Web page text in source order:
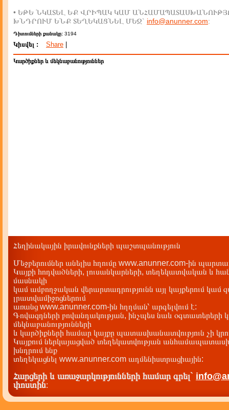
• ԵԹԵ ՆԿԱՏԵԼ ԵՔ ՎՐԻՊԱԿ ԿԱՄ
ԽՆԴՐՈՒՄ ԵՆՔ ՏԵՂԵԿԱՑՆԵԼ ՄԵԶ` info@anunner.com:
Դիտումների քանակը: 3194
Կիսվել : Share
Կարծիքներ և մեկնաբանություններ
Հեղինակային իրավունքների պաշտպանություն
Մեջբերումներ անելիս հղումը www.anunner.com-ին
Կայքի հոդվածների, լուսանկարների, տեղեկատվական և
մասնակի
կամ ամբողջական վերարտադրությունն այլ կայքերում կամ
լրատվամիջոցներում
առանց www.anunner.com-ին հղղման՝ արգելվում է:
Գովազդների բովանդակության, ինչպես նաև օգտատերերի
մեկնաբանությունների
և կարծիքների համար կայքը պատասխանատվություն չի
Կայքում ներկայացված տեղեկատվության
խնդրում ենք
տեղեկացնել www.anunner.com ադմենիստրացիային:
Հարցերի և առաջարկությունների համար գրել`
փոստին: